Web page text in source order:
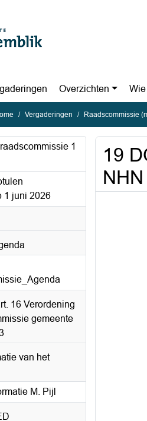
Overzichten
Vergaderingen Raadscommissie
1
1 juni 2026
16 Verordening
gemeente
van het
M. Pijl
19